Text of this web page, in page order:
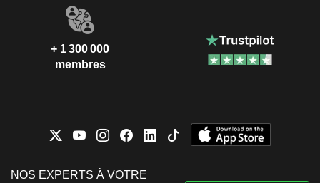
+ 1 300 000
membres
NOS EXPERTS À VOTRE